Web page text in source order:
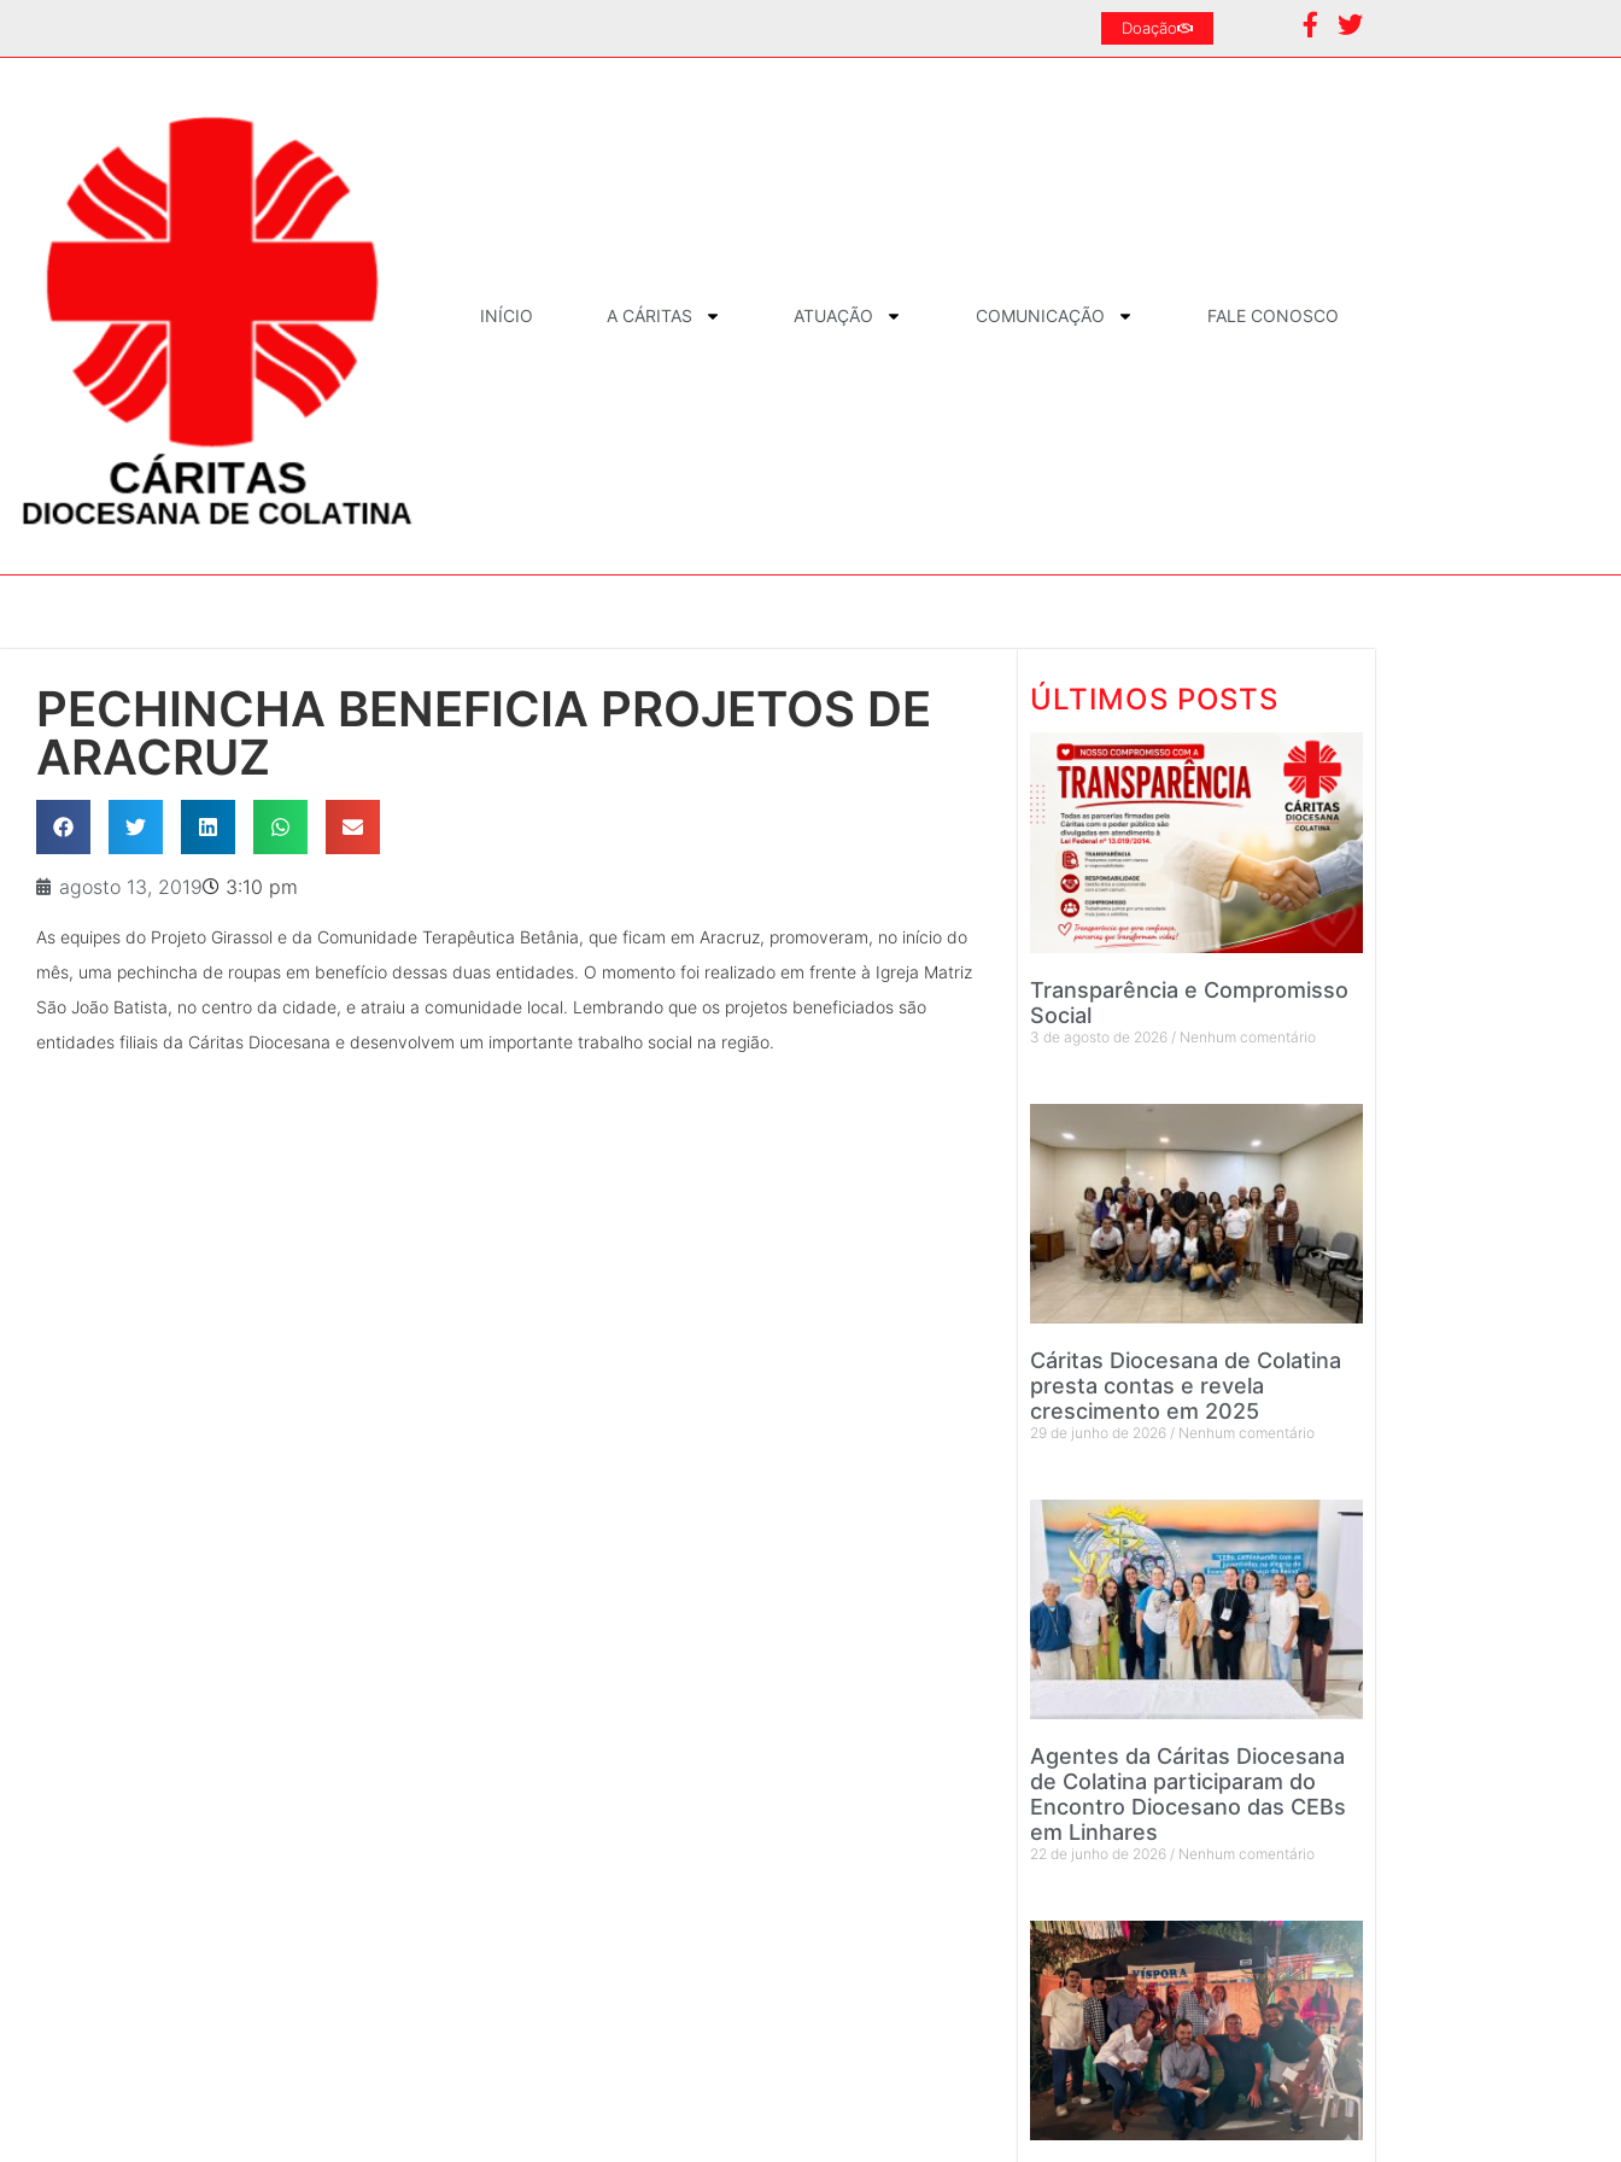
Doação
INÍCIO A CÁRITAS ATUAÇÃO COMUNICAÇÃO FALE CONOSCO
PECHINCHA BENEFICIA PROJETOS DE
ARACRUZ
agosto 13, 2019 3:10 pm
As equipes do Projeto Girassol e da Comunidade Terapêutica Betânia, que ficam em Aracruz, promoveram, no início do
mês, uma pechincha de roupas em benefício dessas duas entidades. O momento foi realizado em frente à Igreja Matriz
São João Batista, no centro da cidade, e atraiu a comunidade local. Lembrando que os projetos beneficiados são
entidades filiais da Cáritas Diocesana e desenvolvem um importante trabalho social na região.
ÚLTIMOS POSTS
Transparência e Compromisso
Social
3 de agosto de 2026 Nenhum comentário
Cáritas Diocesana de Colatina
presta contas e revela
crescimento em 2025
29 de junho de 2026 Nenhum comentário
Agentes da Cáritas Diocesana
de Colatina participaram do
Encontro Diocesano das CEBs
em Linhares
22 de junho de 2026 Nenhum comentário